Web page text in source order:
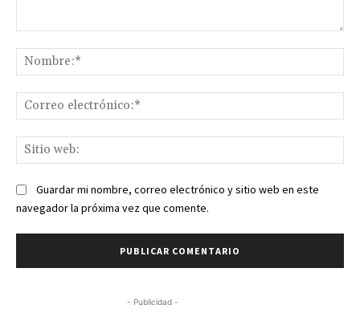
Guardar mi nombre, correo electrónico y sitio web en este
navegador la próxima vez que comente.
- Publicidad -